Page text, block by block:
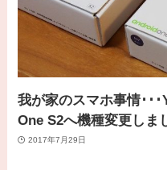
我が家のスマホ事情･
One S2へ機種変更しま
2017年7月29日